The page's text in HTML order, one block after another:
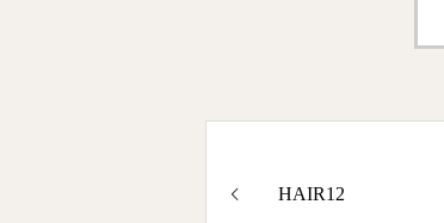
HAIR12